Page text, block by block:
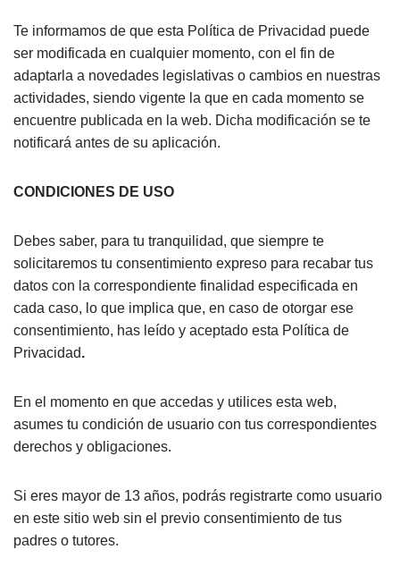
Te informamos de que esta Política de Privacidad puede
ser modificada en cualquier momento, con el fin de
adaptarla a novedades legislativas o cambios en nuestras
actividades, siendo vigente la que en cada momento se
encuentre publicada en la web. Dicha modificación se te
notificará antes de su aplicación.
CONDICIONES DE USO
Debes saber, para tu tranquilidad, que siempre te
solicitaremos tu consentimiento expreso para recabar tus
datos con la correspondiente finalidad especificada en
cada caso, lo que implica que, en caso de otorgar ese
consentimiento, has leído y aceptado esta Política de
Privacidad.
En el momento en que accedas y utilices esta web,
asumes tu condición de usuario con tus correspondientes
derechos y obligaciones.
Si eres mayor de 13 años, podrás registrarte como usuario
en este sitio web sin el previo consentimiento de tus
padres o tutores.